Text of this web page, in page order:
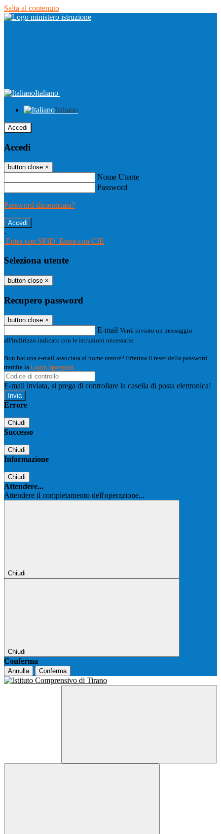
Salta al contenuto
Italiano
Italiano
Accedi
Accedi
button close ×
Nome Utente
Password
Password dimenticata?
-
Entra con SPID Entra con CIE
Seleziona utente
button close ×
Recupero password
button close ×
E-mail Verrà inviato un messaggio
all'indirizzo indicato con le istruzioni necessarie.
Non hai una e-mail associata al nome utente? Effettua il reset della password
tramite la Login Spaggiari
E-mail inviata, si prega di controllare la casella di posta elettronica!
Errore
Chiudi
Successo
Chiudi
Informazione
Chiudi
Attendere...
Attendere il completamento dell'operazione...
Chiudi
Chiudi
Conferma
Annulla Conferma